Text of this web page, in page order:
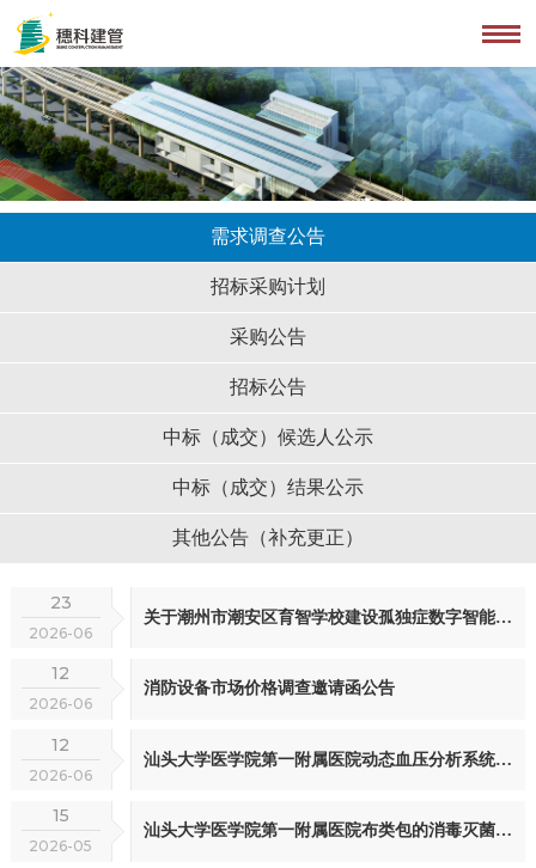
需求调查公告
招标采购计划
采购公告
招标公告
中标（成交）候选人公示
中标（成交）结果公示
其他公告（补充更正）
23
2026-06
关于潮州市潮安区育智学校建设孤独症数字智能化评估与教学平台项目市场调查公告
12
2026-06
消防设备市场价格调查邀请函公告
12
2026-06
汕头大学医学院第一附属医院动态血压分析系统项目采购征询意见公示
15
2026-05
汕头大学医学院第一附属医院布类包的消毒灭菌供应服务项目采购征询意见公示